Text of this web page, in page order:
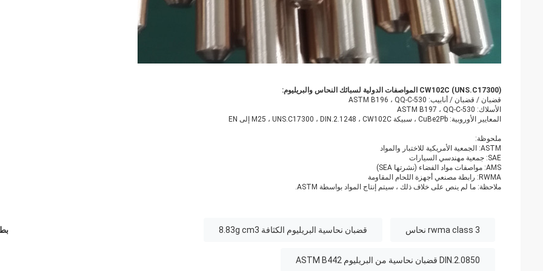
CW102C (UNS.C17300) المواصفات الدولية لسبائك النحاس والبريليوم:
قضبان / قضبان / أنابيب: ASTM B196 ، QQ-C-530
الأسلاك: ASTM B197 ، QQ-C-530
المعايير الأوروبية: CuBe2Pb ، سبيكة M25 ، UNS.C17300 ، DIN.2.1248 ، CW102C إلى EN
ملحوظة:
ASTM: الجمعية الأمريكية للاختبار والمواد
SAE: جمعية مهندسي السيارات
AMS: مواصفات مواد الفضاء (نشرتها SEA)
RWMA: رابطة مصنعي أجهزة اللحام المقاومة
ملاحظة: ما لم ينص على خلاف ذلك ، سيتم إنتاج المواد بواسطة ASTM.
rwma class 3 نحاس قضبان نحاسية البريليوم الكثافة 8.83g cm3
DIN.2.0850 قضبان نحاسية من البريليوم ASTM B442